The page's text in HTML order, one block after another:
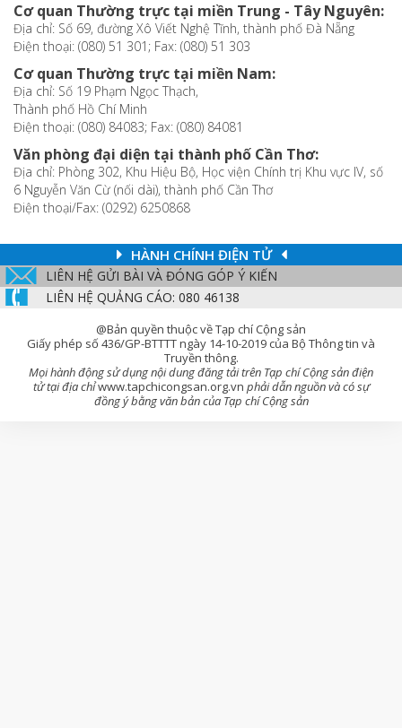
Cơ quan Thường trực tại miền Trung - Tây Nguyên:
Địa chỉ: Số 69, đường Xô Viết Nghệ Tĩnh, thành phố Đà Nẵng
Điện thoại: (080) 51 301; Fax: (080) 51 303
Cơ quan Thường trực tại miền Nam:
Địa chỉ: Số 19 Phạm Ngọc Thạch,
Thành phố Hồ Chí Minh
Điện thoại: (080) 84083; Fax: (080) 84081
Văn phòng đại diện tại thành phố Cần Thơ:
Địa chỉ: Phòng 302, Khu Hiệu Bộ, Học viện Chính trị Khu vực IV, số
6 Nguyễn Văn Cừ (nối dài), thành phố Cần Thơ
Điện thoại/Fax: (0292) 6250868
HÀNH CHÍNH ĐIỆN TỬ
LIÊN HỆ GỬI BÀI VÀ ĐÓNG GÓP Ý KIẾN
LIÊN HỆ QUẢNG CÁO: 080 46138
@Bản quyền thuộc về Tạp chí Cộng sản
Giấy phép số 436/GP-BTTTT ngày 14-10-2019 của Bộ Thông tin và
Truyền thông.
Mọi hành động sử dụng nội dung đăng tải trên Tạp chí Cộng sản điện
tử tại địa chỉwww.tapchicongsan.org.vn phải dẫn nguồn và có sự
đồng ý bằng văn bản của Tạp chí Cộng sản